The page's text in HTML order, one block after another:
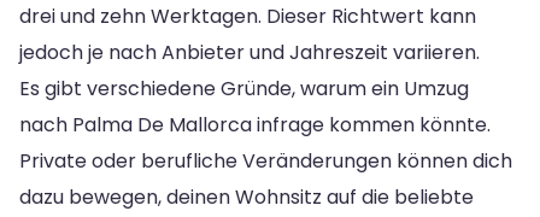
drei und zehn Werktagen. Dieser Richtwert kann
jedoch je nach Anbieter und Jahreszeit variieren.
Es gibt verschiedene Gründe, warum ein Umzug
nach Palma De Mallorca infrage kommen könnte.
Private oder berufliche Veränderungen können dich
dazu bewegen, deinen Wohnsitz auf die beliebte